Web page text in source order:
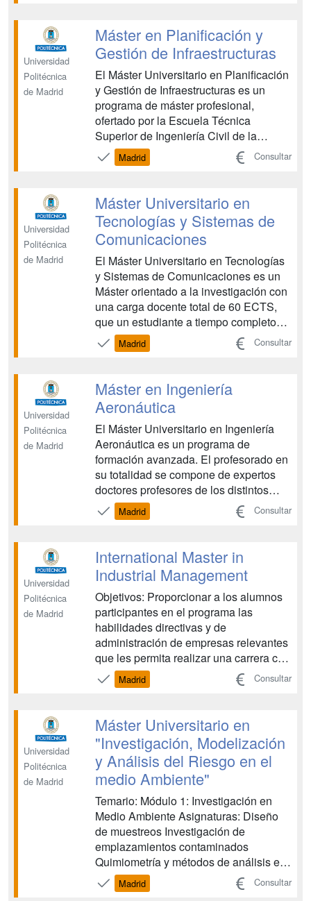
conscientes de que su consolidación y
supervivencia pasan por a...
Universidad
Politécnica
de Madrid
Máster en Planificación y
Gestión de Infraestructuras
El Máster Universitario en Planificación
y Gestión de Infraestructuras es un
programa de máster profesional,
ofertado por la Escuela Técnica
Superior de Ingeniería Civil de la
Universidad Politécnica de Madrid. El
objetivo del Máster es proporcionar una
el ámbito de la ingeniería, con el fin de
formar profes...
Madrid Consultar
Universidad
Politécnica
de Madrid
Máster Universitario en
Tecnologías y Sistemas de
Comunicaciones
El Máster Universitario en Tecnologías
y Sistemas de Comunicaciones es un
Máster orientado a la investigación con
una carga docente total de 60 ECTS,
que un estudiante a tiempo completo
debería cursar en dos cuatrimestres.
Para un estudiante que compagine los
realizar el máster en curso y medio o en
dos cursos. E...
Madrid Consultar
Universidad
Politécnica
de Madrid
Máster en Ingeniería
Aeronáutica
El Máster Universitario en Ingeniería
Aeronáutica es un programa de
formación avanzada. El profesorado en
su totalidad se compone de expertos
doctores profesores de los distintos
departamentos de la Escuela Técnica
Superior de Ingeniería Aeronáutica y
con una gran experiencia en docencia,
investigación, desarrollo...
Madrid Consultar
Universidad
Politécnica
de Madrid
International Master in
Industrial Management
Objetivos: Proporcionar a los alumnos
participantes en el programa las
habilidades directivas y de
administración de empresas relevantes
que les permita realizar una carrera con
proyección internacional en sectores
con un elevado componente
realización de prácticas en la industria
en la última fase del programa, se
ofrece a los a...
Madrid Consultar
Universidad
Politécnica
de Madrid
Máster Universitario en
"Investigación, Modelización
y Análisis del Riesgo en el
medio Ambiente"
Temario: Módulo 1: Investigación en
Medio Ambiente Asignaturas: Diseño
de muestreos Investigación de
emplazamientos contaminados
Quimiometría y métodos de análisis en
laboratorio. SIG aplicado al medio
ambiente Técnicas de teledetección
Madrid Consultar